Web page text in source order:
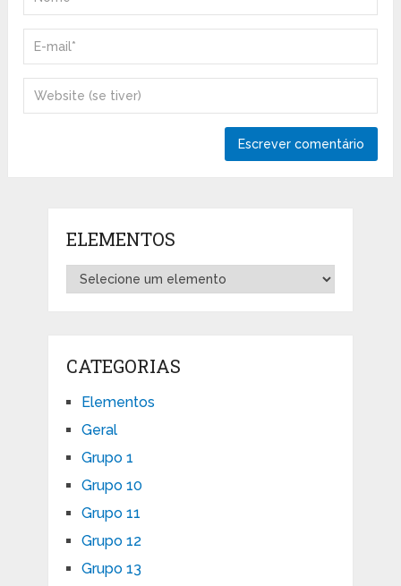
ELEMENTOS
CATEGORIAS
Elementos
Geral
Grupo 1
Grupo 10
Grupo 11
Grupo 12
Grupo 13